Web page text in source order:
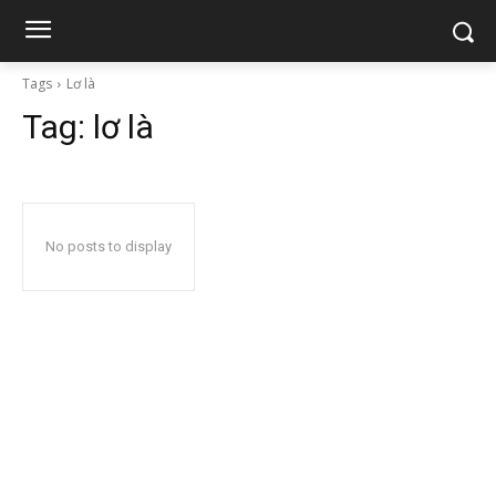
Tags Lơ là
Tag: lơ là
No posts to display